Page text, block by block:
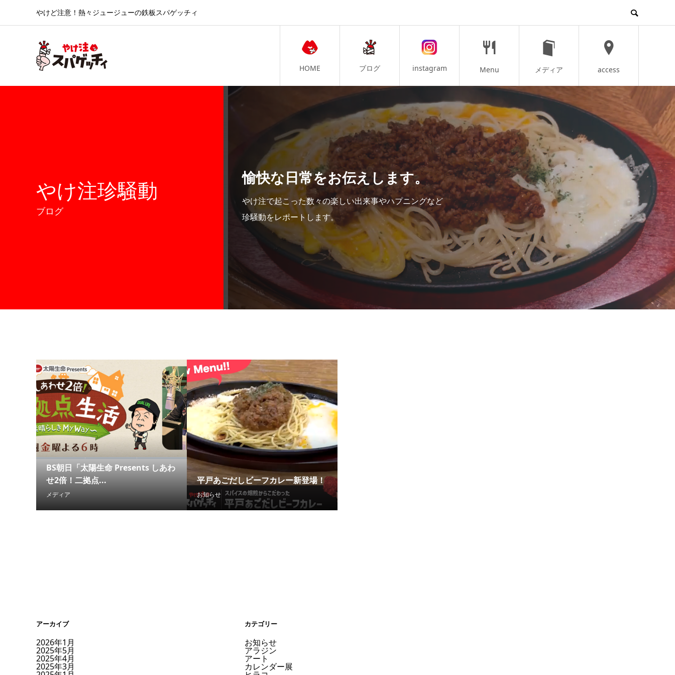
やけど注意！熱々ジュージューの鉄板スパゲッチィ
HOME ブログ instagram Menu メディア access
やけ注珍騒動
ブログ
愉快な日常をお伝えします。
やけ注で起こった数々の楽しい出来事やハプニングなど
珍騒動をレポートします。
BS朝日「太陽生命 Presents しあわ
せ2倍！二拠点...
メディア
平戸あごだしビーフカレー新登場！
お知らせ
アーカイブ
2026年1月
2025年5月
2025年4月
2025年3月
カテゴリー
お知らせ
アラジン
アート
カレンダー展